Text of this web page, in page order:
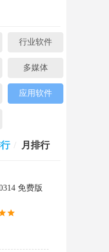
行业软件
多媒体
应用软件
月排行
免费版